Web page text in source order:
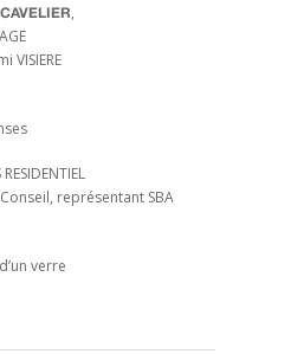
,
VISIERE
représentant SBA
verre